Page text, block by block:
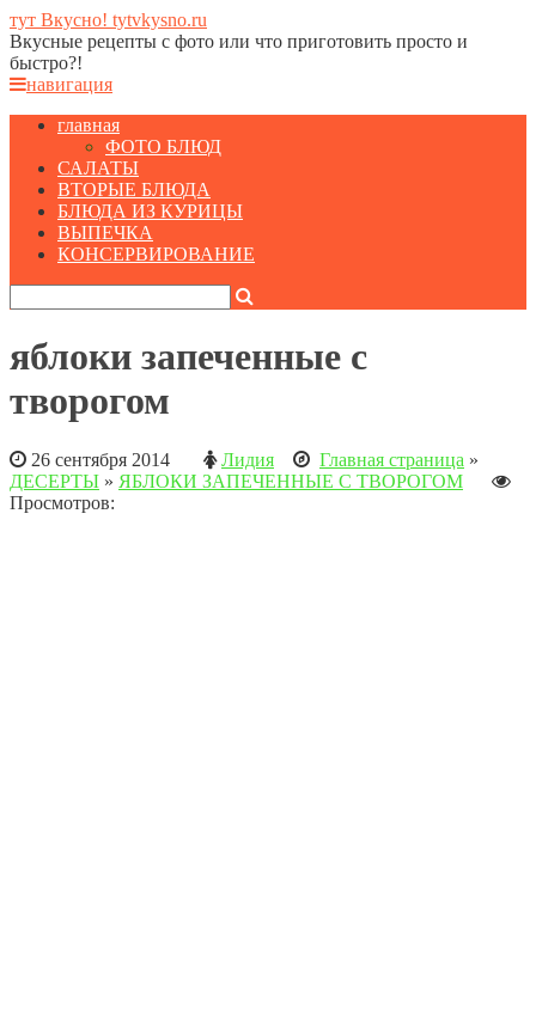
тут Вкусно! tytvkysno.ru
Вкусные рецепты с фото или что приготовить просто и
быстро?!
навигация
главная
ФОТО БЛЮД
САЛАТЫ
ВТОРЫЕ БЛЮДА
БЛЮДА ИЗ КУРИЦЫ
ВЫПЕЧКА
КОНСЕРВИРОВАНИЕ
яблоки запеченные с
творогом
26 сентября 2014 Лидия Главная страница »
ДЕСЕРТЫ » ЯБЛОКИ ЗАПЕЧЕННЫЕ С ТВОРОГОМ
Просмотров: